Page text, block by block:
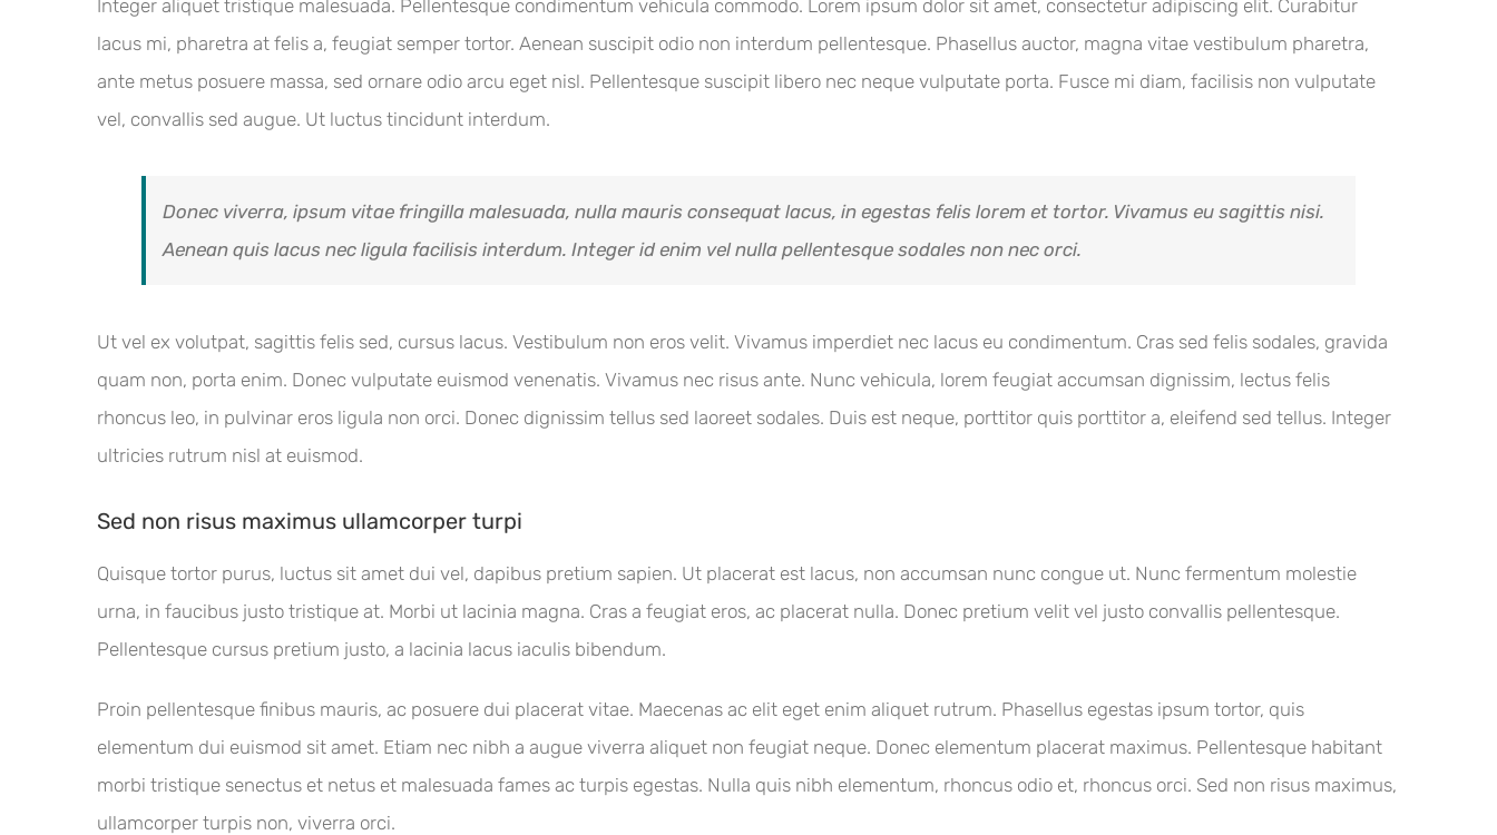
Integer aliquet tristique malesuada. Pellentesque condimentum vehicula commodo. Lorem ipsum dolor sit amet, consectetur adipiscing elit. Curabitur
lacus mi, pharetra at felis a, feugiat semper tortor. Aenean suscipit odio non interdum pellentesque. Phasellus auctor, magna vitae vestibulum pharetra,
ante metus posuere massa, sed ornare odio arcu eget nisl. Pellentesque suscipit libero nec neque vulputate porta. Fusce mi diam, facilisis non vulputate
vel, convallis sed augue. Ut luctus tincidunt interdum.
Donec viverra, ipsum vitae fringilla malesuada, nulla mauris consequat lacus, in egestas felis lorem et tortor. Vivamus eu sagittis nisi.
Aenean quis lacus nec ligula facilisis interdum. Integer id enim vel nulla pellentesque sodales non nec orci.
Ut vel ex volutpat, sagittis felis sed, cursus lacus. Vestibulum non eros velit. Vivamus imperdiet nec lacus eu condimentum. Cras sed felis sodales, gravida
quam non, porta enim. Donec vulputate euismod venenatis. Vivamus nec risus ante. Nunc vehicula, lorem feugiat accumsan dignissim, lectus felis
rhoncus leo, in pulvinar eros ligula non orci. Donec dignissim tellus sed laoreet sodales. Duis est neque, porttitor quis porttitor a, eleifend sed tellus. Integer
ultricies rutrum nisl at euismod.
Sed non risus maximus ullamcorper turpi
Quisque tortor purus, luctus sit amet dui vel, dapibus pretium sapien. Ut placerat est lacus, non accumsan nunc congue ut. Nunc fermentum molestie
urna, in faucibus justo tristique at. Morbi ut lacinia magna. Cras a feugiat eros, ac placerat nulla. Donec pretium velit vel justo convallis pellentesque.
Pellentesque cursus pretium justo, a lacinia lacus iaculis bibendum.
Proin pellentesque finibus mauris, ac posuere dui placerat vitae. Maecenas ac elit eget enim aliquet rutrum. Phasellus egestas ipsum tortor, quis
elementum dui euismod sit amet. Etiam nec nibh a augue viverra aliquet non feugiat neque. Donec elementum placerat maximus. Pellentesque habitant
morbi tristique senectus et netus et malesuada fames ac turpis egestas. Nulla quis nibh elementum, rhoncus odio et, rhoncus orci. Sed non risus maximus,
ullamcorper turpis non, viverra orci.